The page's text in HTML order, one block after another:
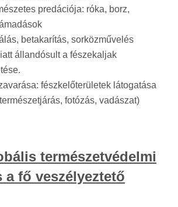
predációja: róka, borz,
betakarítás, sorközművelés
állandósult a fészekaljak
fészkelőterületek látogatása
fotózás, vadászat)
természetvédelmi
a fő veszélyeztető